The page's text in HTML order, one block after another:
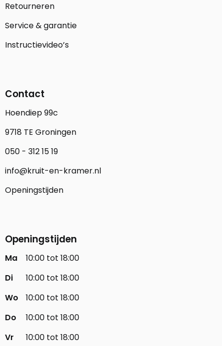
Retourneren
Service & garantie
Instructievideo’s
Contact
Hoendiep 99c
9718 TE Groningen
050 - 312 15 19
info@kruit-en-kramer.nl
Openingstijden
Openingstijden
Ma
10:00 tot 18:00
Di
10:00 tot 18:00
Wo
10:00 tot 18:00
Do
10:00 tot 18:00
Vr
10:00 tot 18:00